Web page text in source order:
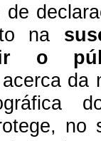
de
na
o
da
no